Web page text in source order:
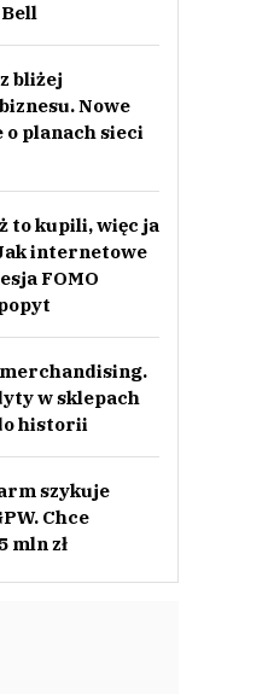
bliżej
Nowe
planach sieci
to kupili, więc ja
internetowe
FOMO
w sklepach
historii
szykuje
Chce
mln zł